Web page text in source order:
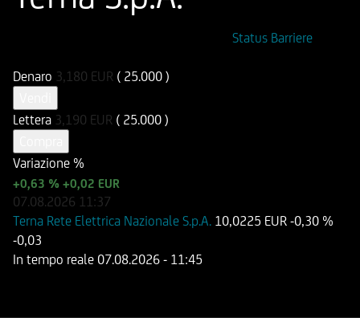
Status Barriere
Denaro 3,180 EUR ( 25.000 )
Lettera 3,190 EUR ( 25.000 )
Variazione %
+0,63 % +0,02 EUR
07.08.2026 11:37
Terna Rete Elettrica Nazionale S.p.A. 10,0225 EUR -0,30 %
-0,03
In tempo reale 07.08.2026 - 11:45